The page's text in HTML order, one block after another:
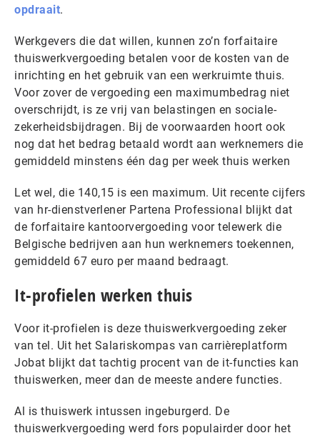
opdraait.
Werkgevers die dat willen, kunnen zo’n forfaitaire
thuiswerkvergoeding betalen voor de kosten van de
inrichting en het gebruik van een werkruimte thuis.
Voor zover de vergoeding een maximumbedrag niet
overschrijdt, is ze vrij van belastingen en sociale-
zekerheidsbijdragen. Bij de voorwaarden hoort ook
nog dat het bedrag betaald wordt aan werknemers die
gemiddeld minstens één dag per week thuis werken
Let wel, die 140,15 is een maximum. Uit recente cijfers
van hr-dienstverlener Partena Professional blijkt dat
de forfaitaire kantoorvergoeding voor telewerk die
Belgische bedrijven aan hun werknemers toekennen,
gemiddeld 67 euro per maand bedraagt.
It-profielen werken thuis
Voor it-profielen is deze thuiswerkvergoeding zeker
van tel. Uit het Salariskompas van carrièreplatform
Jobat blijkt dat tachtig procent van de it-functies kan
thuiswerken, meer dan de meeste andere functies.
Al is thuiswerk intussen ingeburgerd. De
thuiswerkvergoeding werd fors populairder door het